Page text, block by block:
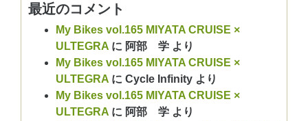
最近のコメント
My Bikes vol.165 MIYATA CRUISE ×
ULTEGRA に 阿部 学 より
My Bikes vol.165 MIYATA CRUISE ×
ULTEGRA に Cycle Infinity より
My Bikes vol.165 MIYATA CRUISE ×
ULTEGRA に 阿部 学 より